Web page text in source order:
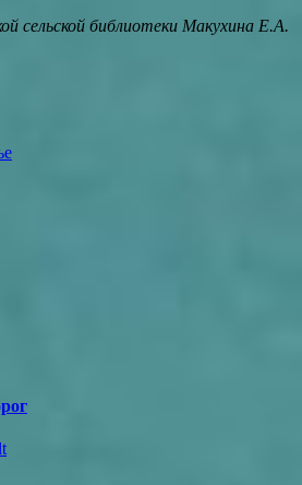
сельской библиотеки Макухина Е.А.